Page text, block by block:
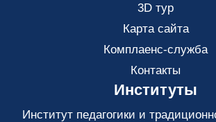
3D тур
Карта сайта
Комплаенс-служба
Контакты
Институты
Институт педагогики и